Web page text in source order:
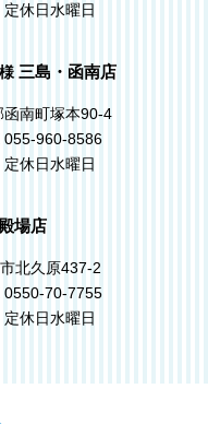
休日水曜日
三島・函南店
南町塚本90-4
960-8586
休日水曜日
場店
北久原437-2
70-7755
休日水曜日